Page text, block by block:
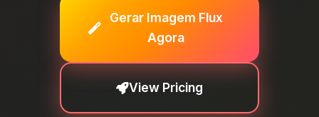
Gerar Imagem Flux
Agora
View Pricing